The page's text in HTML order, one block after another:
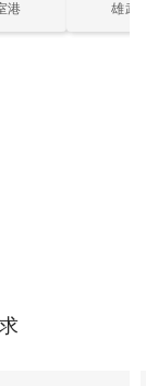
港 雄武